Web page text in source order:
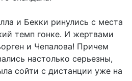
и Бекки ринулись с места
темп гонке. И жертвами
и Чепалова! Причем
настолько серьезны,
сойти с дистанции уже на